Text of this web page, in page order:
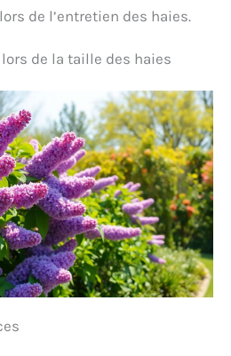
de l’entretien des haies.
de la taille des haies